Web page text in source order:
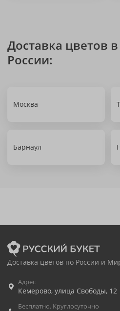
Доставка цветов
России:
Москва
Барнаул
Доставка цветов по России и
Адрес
Кемерово, улица Свободы, 12
Бесплатно. Круглосуточно